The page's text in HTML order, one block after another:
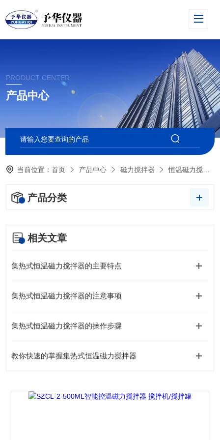
PRODUCT CENTER
产品中心
当前位置：首页 产品中心 磁力搅拌器 恒温磁力搅拌器
产品分类
相关文章
集热式恒温磁力搅拌器的主要特点
集热式恒温磁力搅拌器的注意事项
集热式恒温磁力搅拌器的操作步骤
教你快速的掌握集热式恒温磁力搅拌器